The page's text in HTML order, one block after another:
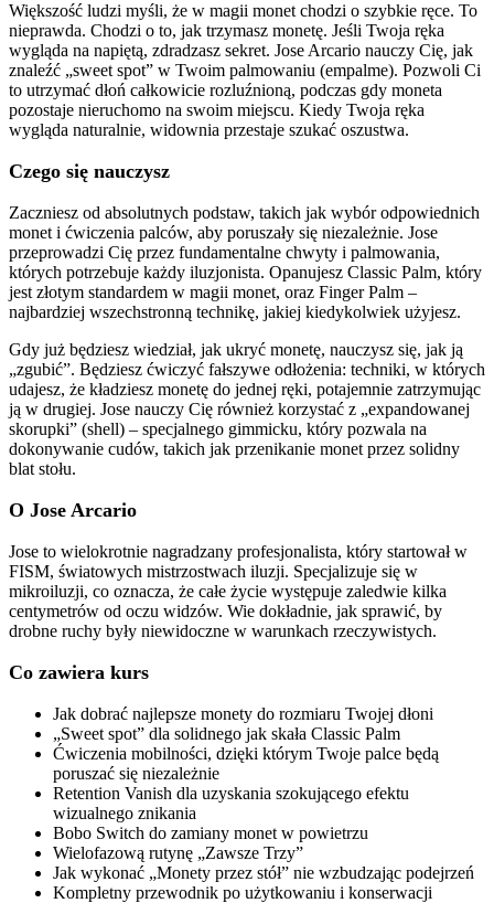
Większość ludzi myśli, że w magii monet chodzi o szybkie ręce. To
nieprawda. Chodzi o to, jak trzymasz monetę. Jeśli Twoja ręka
wygląda na napiętą, zdradzasz sekret. Jose Arcario nauczy Cię, jak
znaleźć „sweet spot” w Twoim palmowaniu (empalme). Pozwoli Ci
to utrzymać dłoń całkowicie rozluźnioną, podczas gdy moneta
pozostaje nieruchomo na swoim miejscu. Kiedy Twoja ręka
wygląda naturalnie, widownia przestaje szukać oszustwa.
Czego się nauczysz
Zaczniesz od absolutnych podstaw, takich jak wybór odpowiednich
monet i ćwiczenia palców, aby poruszały się niezależnie. Jose
przeprowadzi Cię przez fundamentalne chwyty i palmowania,
których potrzebuje każdy iluzjonista. Opanujesz Classic Palm, który
jest złotym standardem w magii monet, oraz Finger Palm –
najbardziej wszechstronną technikę, jakiej kiedykolwiek użyjesz.
Gdy już będziesz wiedział, jak ukryć monetę, nauczysz się, jak ją
„zgubić”. Będziesz ćwiczyć fałszywe odłożenia: techniki, w których
udajesz, że kładziesz monetę do jednej ręki, potajemnie zatrzymując
ją w drugiej. Jose nauczy Cię również korzystać z „expandowanej
skorupki” (shell) – specjalnego gimmicku, który pozwala na
dokonywanie cudów, takich jak przenikanie monet przez solidny
blat stołu.
O Jose Arcario
Jose to wielokrotnie nagradzany profesjonalista, który startował w
FISM, światowych mistrzostwach iluzji. Specjalizuje się w
mikroiluzji, co oznacza, że całe życie występuje zaledwie kilka
centymetrów od oczu widzów. Wie dokładnie, jak sprawić, by
drobne ruchy były niewidoczne w warunkach rzeczywistych.
Co zawiera kurs
Jak dobrać najlepsze monety do rozmiaru Twojej dłoni
„Sweet spot” dla solidnego jak skała Classic Palm
Ćwiczenia mobilności, dzięki którym Twoje palce będą
poruszać się niezależnie
Retention Vanish dla uzyskania szokującego efektu
wizualnego znikania
Bobo Switch do zamiany monet w powietrzu
Wielofazową rutynę „Zawsze Trzy”
Jak wykonać „Monety przez stół” nie wzbudzając podejrzeń
Kompletny przewodnik po użytkowaniu i konserwacji